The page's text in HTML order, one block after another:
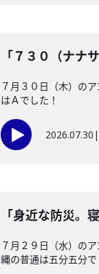
「７３０（ナナ
７月３０日（木）の
はＡでした！
2026.07.30 |
「身近な防災。
７月２９日（水）の
縄の普通は五分五分で